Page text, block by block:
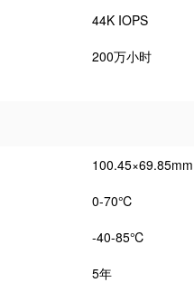
44K IOPS
200万小时
100.45×69.85mm
0-70℃
-40-85℃
5年